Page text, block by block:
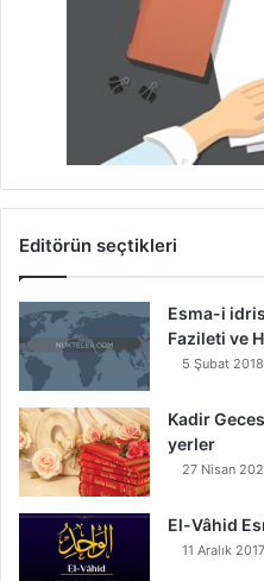
Editörün seçtikleri
Esma-i
Fazileti ve
5 Şubat 2018
Kadir
yerler
27 Nisan
El-Vâhid
11 Aralık 2017